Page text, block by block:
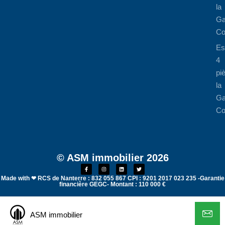
ASM immobilier
la
4
la
© ASM immobilier 2026
Made with ❤ RCS de Nanterre : 832 055 867 CPI : 9201 2017 023 235 -Garantie
financière GEGC- Montant : 110 000 €